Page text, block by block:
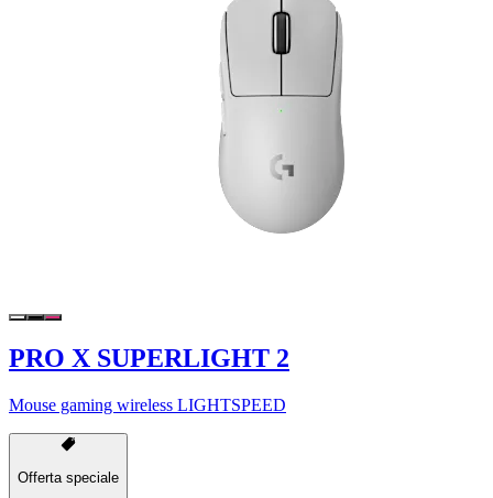
PRO X SUPERLIGHT 2
Mouse gaming wireless LIGHTSPEED
Offerta speciale